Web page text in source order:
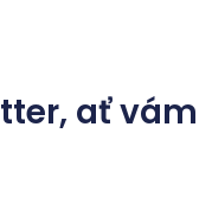
ať vám